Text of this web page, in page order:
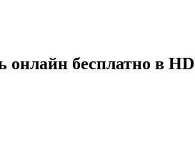
бесплатно в HD